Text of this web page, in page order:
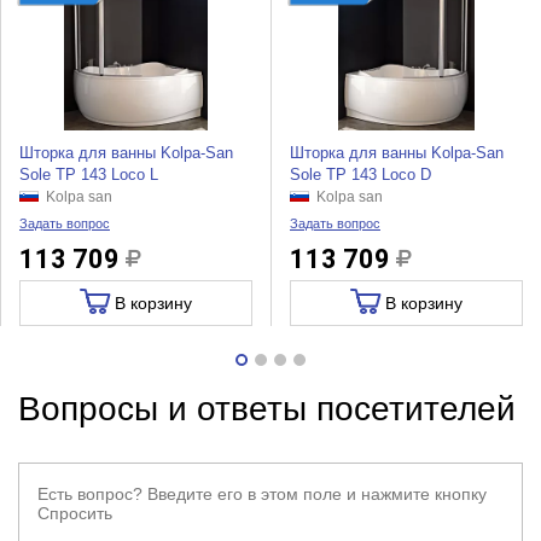
Шторка для ванны Kolpa-San
Sole TP 143 Loco L
Kolpa san
Задать вопрос
113 709
В корзину
Шторка для ванны Kolpa-San
Sole TP 143 Loco D
Kolpa san
Задать вопрос
113 709
В корзину
Вопросы и ответы посетителей